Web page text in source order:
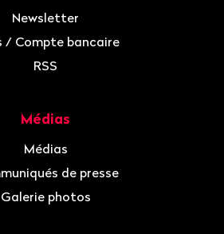
Newsletter
/ Compte bancaire
RSS
Médias
Médias
de presse
Galerie photos